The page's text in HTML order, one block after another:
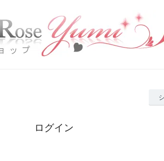
ログイン